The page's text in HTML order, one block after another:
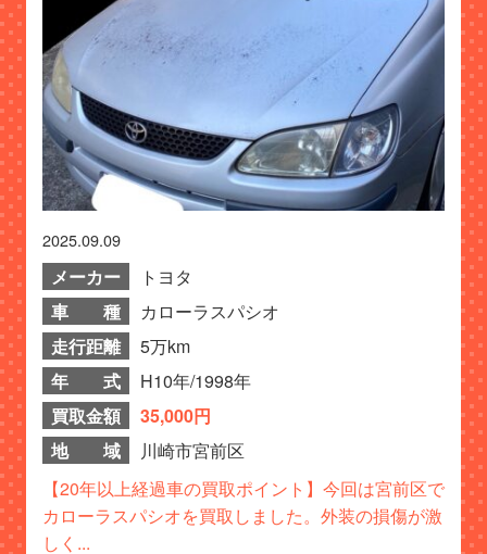
2025.09.09
メーカー
トヨタ
車 種
カローラスパシオ
走行距離
5万km
年 式
H10年/1998年
買取金額
35,000円
地 域
川崎市宮前区
【20年以上経過車の買取ポイント】今回は宮前区で
カローラスパシオを買取しました。外装の損傷が激
しく...